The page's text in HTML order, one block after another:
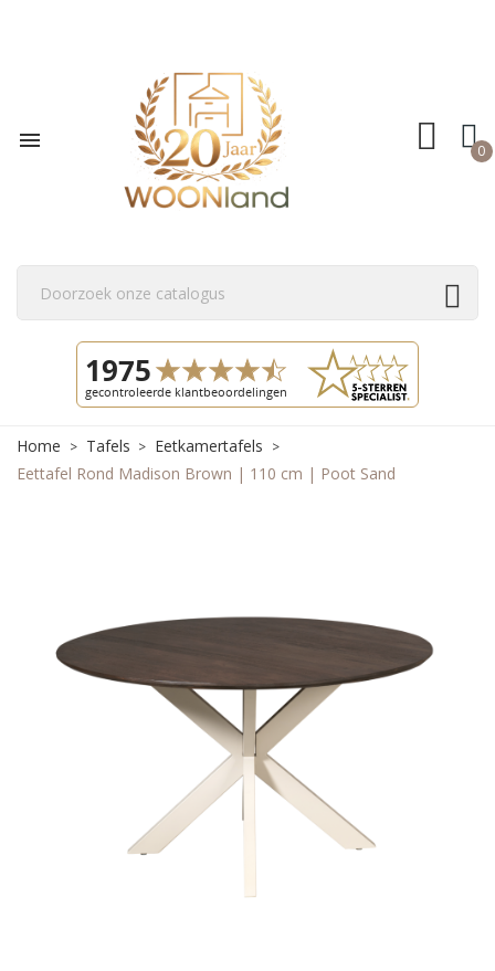
 0
Home Tafels
Eetkamertafels
Eettafel Rond Madison Brown | 110 cm | Poot Sand